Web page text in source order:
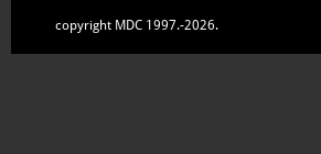
copyright MDC 1997.-2026.